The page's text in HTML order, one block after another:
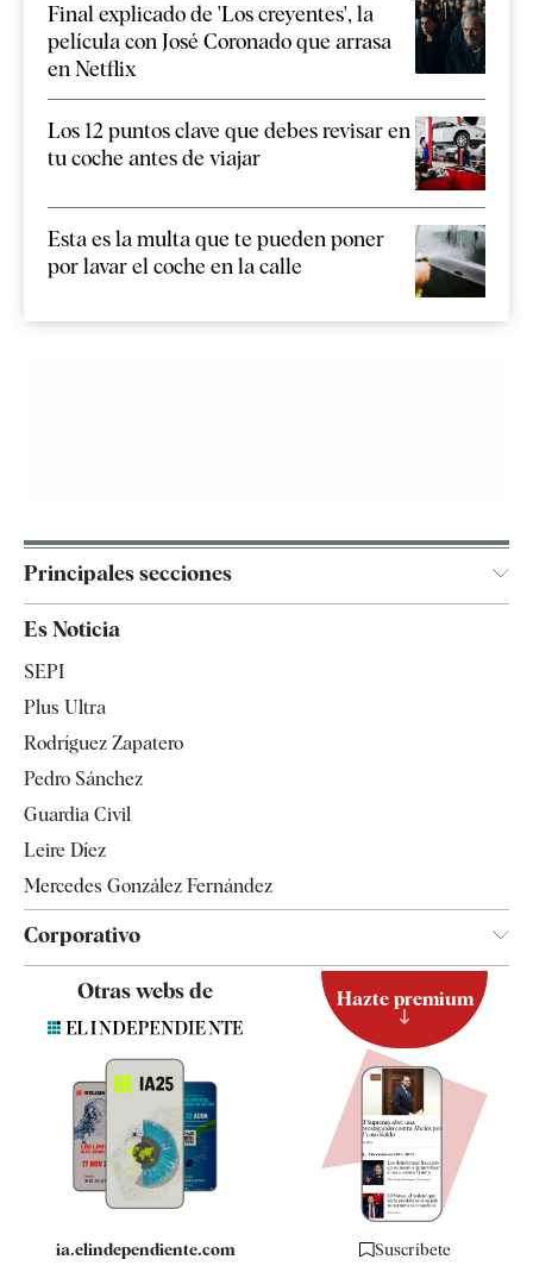
Final explicado de 'Los creyentes', la
película con José Coronado que arrasa
en Netflix
Los 12 puntos clave que debes revisar en
tu coche antes de viajar
Esta es la multa que te pueden poner
por lavar el coche en la calle
Principales secciones
España
Televisión
Es Noticia
SEPI
Plus Ultra
Rodríguez Zapatero
Pedro Sánchez
Guardia Civil
Leire Díez
Mercedes González Fernández
Corporativo
Contacto
Quiénes somos
Especificaciones
Otras webs de
ia.elindependiente.com
Hazte premium
Suscríbete